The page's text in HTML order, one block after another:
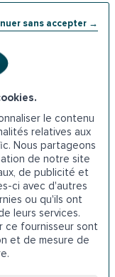
sans accepter →
le contenu
relatives aux
Nous partageons
de notre site
de publicité et
ci avec d'autres
ou qu'ils ont
leurs services.
ce fournisseur sont
et de mesure de
département aux
aide permet de
d’autonomie,
par une douche.
d’âge et
âgées
bénéficier de